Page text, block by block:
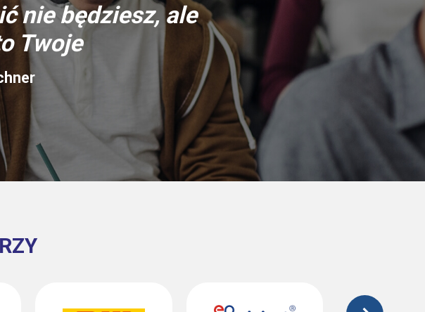
nie będziesz, ale
Twoje